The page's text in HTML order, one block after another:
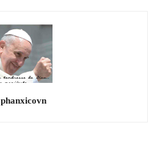
phanxicovn